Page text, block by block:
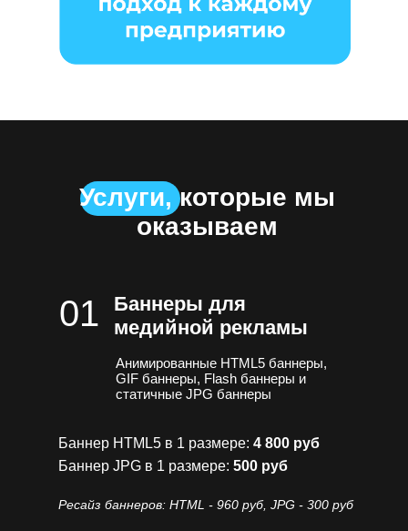
Услуги, которые мы
оказываем
Баннеры для
медийной рекламы
01
Анимированные HTML5 баннеры,
GIF баннеры, Flash баннеры и
статичные JPG баннеры
Баннер HTML5 в 1 размере: 4 800 руб
Баннер JPG в 1 размере: 500 руб
Ресайз баннеров: HTML - 960 руб, JPG - 300 руб